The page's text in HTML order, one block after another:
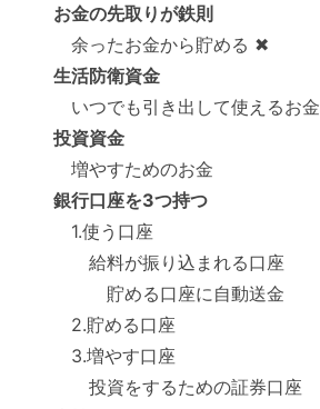
お金の先取りが鉄則
余ったお金から貯める ✖
生活防衛資金
いつでも引き出して使えるお金
投資資金
増やすためのお金
銀行口座を3つ持つ
1.使う口座
給料が振り込まれる口座
貯める口座に自動送金
2.貯める口座
3.増やす口座
投資をするための証券口座